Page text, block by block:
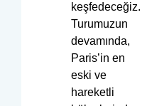
keşfedeceğiz.
Turumuzun
devamında,
Paris’in en
eski ve
hareketli